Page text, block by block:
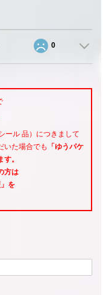
0
ール 品）につきまして
いた場合でも
「ゆうパケ
。
方は
を